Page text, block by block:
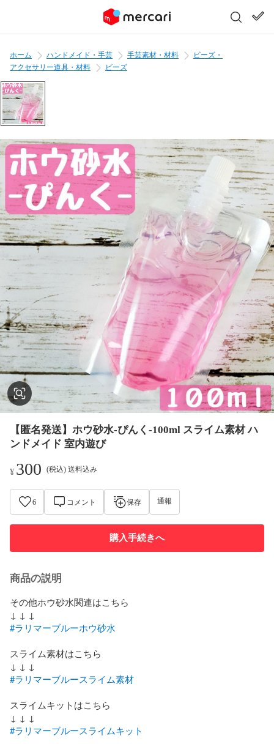
ホーム ハンドメイド・手芸 手芸素材・材料
ビーズ・
アクセサリー道具・材料
ビーズ
【匿名発送】ホウ砂水-ぴんく-100ml スライム素材 ハ
ンドメイド 室内遊び
¥300 (税込) 送料込み
6 コメント 保存 通報
購入手続きへ
商品の説明
その他ホウ砂水関連はこちら
#ラリマーブルーホウ砂水
スライム素材はこちら
#ラリマーブルースライム素材
スライムキットはこちら
#ラリマーブルースライムキット